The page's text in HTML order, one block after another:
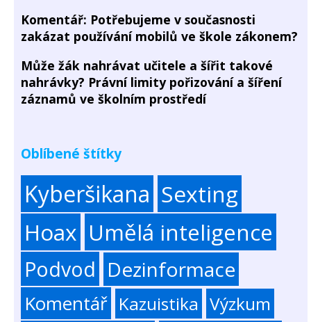
Komentář: Potřebujeme v současnosti
zakázat používání mobilů ve škole zákonem?
Může žák nahrávat učitele a šířit takové
nahrávky? Právní limity pořizování a šíření
záznamů ve školním prostředí
Oblíbené štítky
Kyberšikana Sexting
Hoax Umělá inteligence
Podvod Dezinformace
Komentář Kazuistika Výzkum